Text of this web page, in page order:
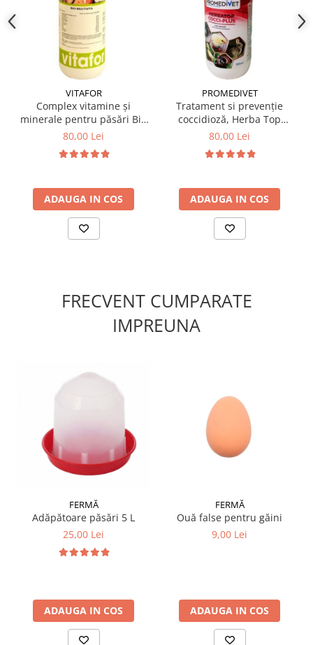
VITAFOR
Complex vitamine și
minerale pentru păsări Bio
Multivita, 1 Litru
80,00 Lei
ADAUGA IN COS
PROMEDIVET
Tratament si prevenție
coccidioză, Herba Top
Cocci-Plus 500 ml
80,00 Lei
ADAUGA IN COS
FRECVENT CUMPARATE
IMPREUNA
FERMĂ
Adăpătoare păsări 5 L
25,00 Lei
ADAUGA IN COS
FERMĂ
Ouă false pentru găini
9,00 Lei
ADAUGA IN COS